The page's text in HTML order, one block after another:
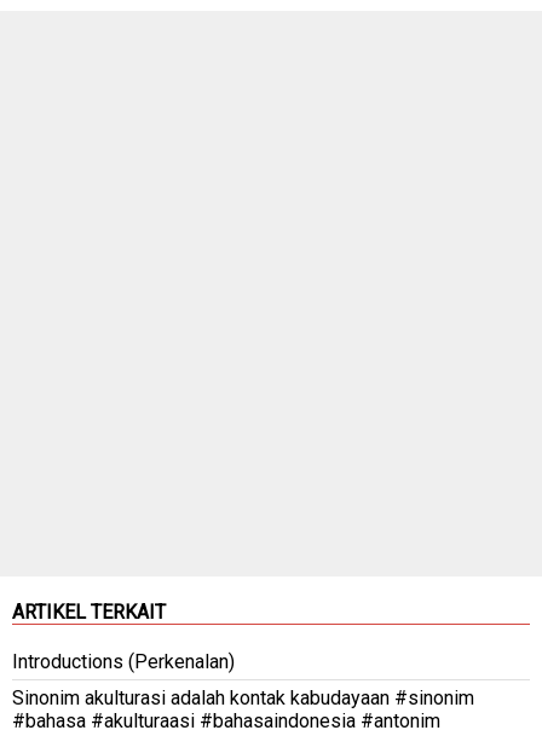
ARTIKEL TERKAIT
Introductions (Perkenalan)
Sinonim akulturasi adalah kontak kabudayaan #sinonim
#bahasa #akulturaasi #bahasaindonesia #antonim